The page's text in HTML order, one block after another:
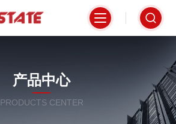
产品中心
PRODUCTS CENTER